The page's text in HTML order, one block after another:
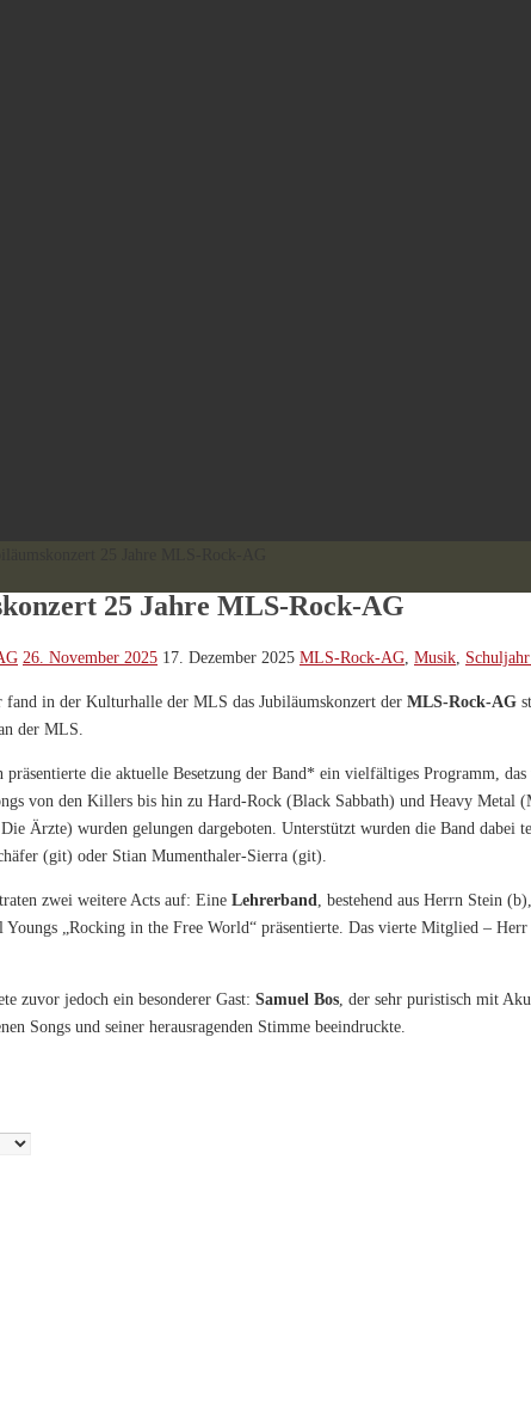
25 Jahre MLS-Rock-AG
26. November 2025 17. Dezember 2025 MLS-Rock-AG Musik
fand in der Kulturhalle der MLS das Jubiläumskonzert der MLS-Rock-AG
der MLS.
präsentierte die aktuelle Besetzung der Band* ein vielfältiges Programm,
von den Killers bis hin zu Hard-Rock (Black Sabbath) und Heavy Metal
Ärzte) wurden gelungen dargeboten. Unterstützt wurden die Band dabei
(git) oder Stian Mumenthaler-Sierra (git).
zwei weitere Acts auf: Eine Lehrerband
, bestehend aus Herrn Stein
„Rocking in the Free World“ präsentierte. Das vierte Mitglied –
zuvor jedoch ein besonderer Gast: Samuel Bos , der sehr puristisch mit
Songs und seiner herausragenden Stimme beeindruckte.